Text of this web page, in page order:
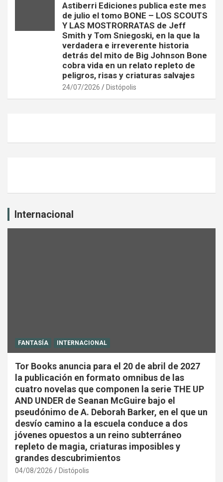
Astiberri Ediciones publica este mes
de julio el tomo BONE – LOS SCOUTS
Y LAS MOSTRORRATAS de Jeff
Smith y Tom Sniegoski, en la que la
verdadera e irreverente historia
detrás del mito de Big Johnson Bone
cobra vida en un relato repleto de
peligros, risas y criaturas salvajes
24/07/2026 Distópolis
Internacional
FANTASÍA INTERNACIONAL
Tor Books anuncia para el 20 de abril de 2027
la publicación en formato omnibus de las
cuatro novelas que componen la serie THE UP
AND UNDER de Seanan McGuire bajo el
pseudónimo de A. Deborah Barker, en el que un
desvío camino a la escuela conduce a dos
jóvenes opuestos a un reino subterráneo
repleto de magia, criaturas imposibles y
grandes descubrimientos
04/08/2026 Distópolis